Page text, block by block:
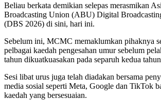
Beliau berkata demikian selepas merasmikan
Broadcasting Union (ABU) Digital
(DBS 2026) di sini, hari ini.
Sebelum ini, MCMC memaklumkan pihaknya
pelbagai kaedah pengesahan umur sebelum
tahun dikuatkuasakan pada separuh kedua
Sesi libat urus juga telah diadakan bersama
media sosial seperti Meta, Google dan TikTok
kaedah yang bersesuaian.